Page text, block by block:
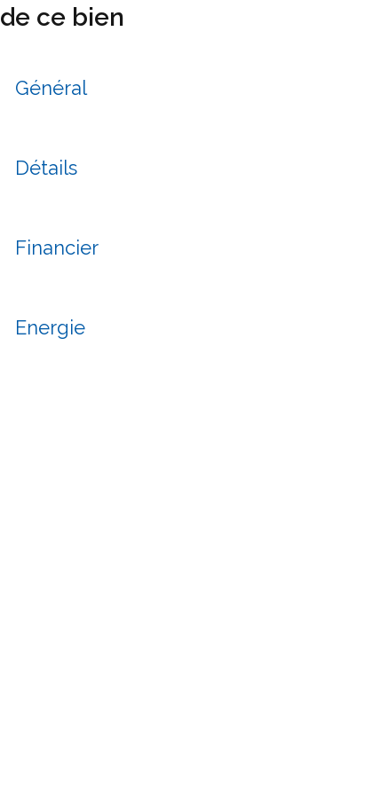
de ce bien
Général
Détails
Financier
Energie